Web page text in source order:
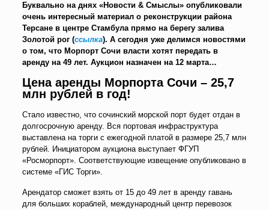
Буквально на днях «Новости & Смыслы» опубликовали
очень интересный материал о реконструкции района
Терсане в центре Стамбула прямо на берегу залива
Золотой рог (ссылка). А сегодня уже делимся новостями
о том, что Морпорт Сочи власти хотят передать в
аренду на 49 лет. Аукцион назначен на 12 марта…
Цена аренды Морпорта Сочи – 25,7
млн рублей в год!
Стало известно, что сочинский морской порт будет отдан в
долгосрочную аренду. Вся портовая инфраструктура
выставлена на торги с ежегодной платой в размере 25,7 млн
рублей. Инициатором аукциона выступает ФГУП
«Росморпорт». Соответствующие извещение опубликовано в
системе «ГИС Торги».
Арендатор сможет взять от 15 до 49 лет в аренду гавань
для больших кораблей, международный центр перевозок